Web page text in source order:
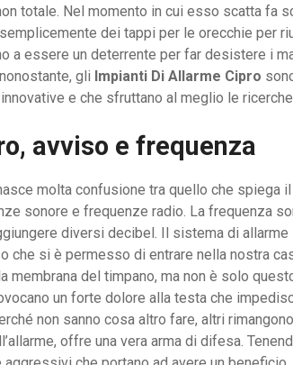
totale. Nel momento in cui esso scatta fa
dei tappi per le orecchie per
a essere un deterrente per far desistere i
gli Impianti Di Allarme Cipro
e che sfruttano al meglio le
avviso e frequenza
molta confusione tra quello che
sonore e frequenze radio. La frequenza
diversi decibel. Il sistema di
che si è permesso di entrare nella nostra
membrana del timpano, ma non è solo
un forte dolore alla testa che
non sanno cosa altro fare, altri
offre una vera arma di difesa.